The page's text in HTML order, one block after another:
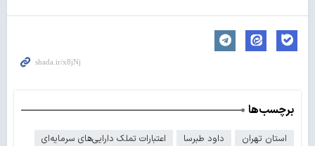
برچسب‌ها
استان تهران داود طبرسا اعتبارات تملک دارایی‌های سرمایه‌ای